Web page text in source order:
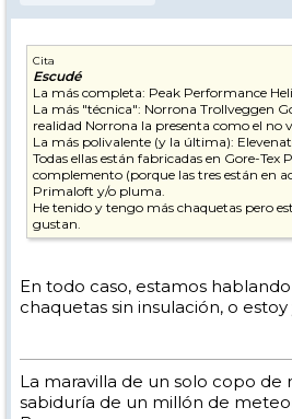
Cita
Escudé
La más completa: Peak Performance
La más "técnica": Norrona Trollveggen
realidad Norrona la presenta como el no
La más polivalente (y la última):
Todas ellas están fabricadas en Gore-Tex
complemento (porque las tres están en
Primaloft y/o pluma.
He tenido y tengo más chaquetas pero
gustan.
En todo caso, estamos
chaquetas sin insulación, o
La maravilla de un solo copo de
sabiduría de un millón de